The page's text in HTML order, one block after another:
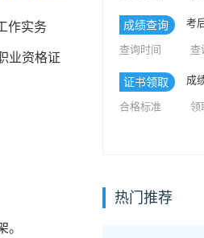
作实务
业资格证
成绩查询 考
查询时间 查
证书领取 成
合格标准 领
热门推荐